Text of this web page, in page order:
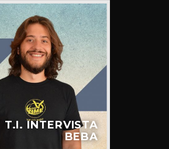
T.I. INTERVISTA
BEBA